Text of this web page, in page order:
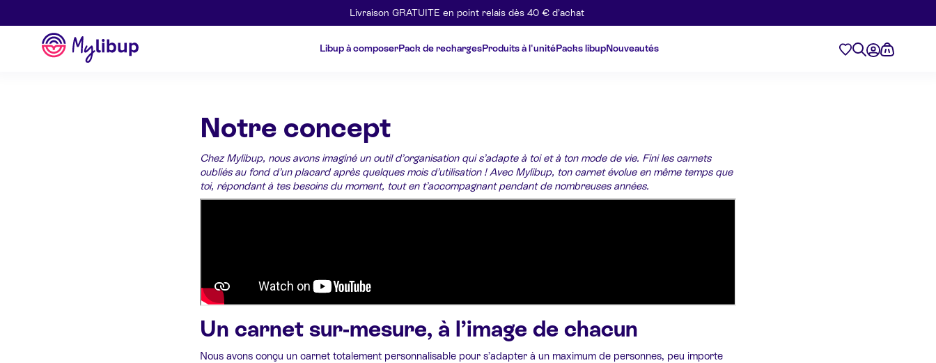
Livraison GRATUITE en point relais dès 40 € d’achat
Libup à composerPack de rechargesProduits à l'unitéPacks libupNouveautés
Mylibup
Notre concept
Chez Mylibup, nous avons imaginé un outil d’organisation qui s’adapte à toi et à ton mode de vie. Fini les carnets
oubliés au fond d’un placard après quelques mois d’utilisation ! Avec Mylibup, ton carnet évolue en même temps que
toi, répondant à tes besoins du moment, tout en t’accompagnant pendant de nombreuses années.
Un carnet sur-mesure, à l’image de chacun
Nous avons conçu un carnet totalement personnalisable pour s’adapter à un maximum de personnes, peu importe